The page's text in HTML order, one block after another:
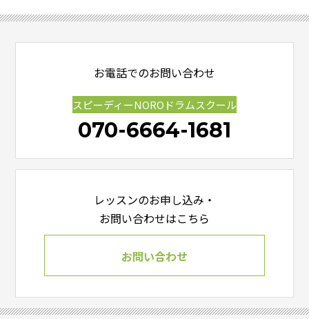
お電話でのお問い合わせ
スピーディーNOROドラムスクール
070-6664-1681
レッスンのお申し込み・
お問い合わせはこちら
お問い合わせ